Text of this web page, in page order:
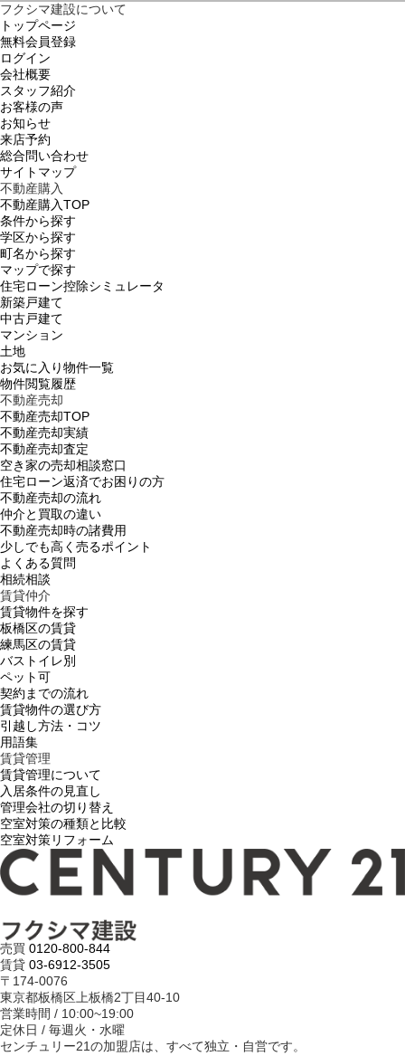
フクシマ建設について
トップページ
無料会員登録
ログイン
会社概要
スタッフ紹介
お客様の声
お知らせ
来店予約
総合問い合わせ
サイトマップ
不動産購入
不動産購入TOP
条件から探す
学区から探す
町名から探す
マップで探す
住宅ローン控除シミュレータ
新築戸建て
中古戸建て
マンション
土地
お気に入り物件一覧
物件閲覧履歴
不動産売却
不動産売却TOP
不動産売却実績
不動産売却査定
空き家の売却相談窓口
住宅ローン返済でお困りの方
不動産売却の流れ
仲介と買取の違い
不動産売却時の諸費用
少しでも高く売るポイント
よくある質問
相続相談
賃貸仲介
賃貸物件を探す
板橋区の賃貸
練馬区の賃貸
バストイレ別
ペット可
契約までの流れ
賃貸物件の選び方
引越し方法・コツ
用語集
賃貸管理
賃貸管理について
入居条件の見直し
管理会社の切り替え
空室対策の種類と比較
空室対策リフォーム
売買 0120-800-844
賃貸 03-6912-3505
〒174-0076
東京都板橋区上板橋2丁目40-10
営業時間 / 10:00~19:00
定休日 / 毎週火・水曜
センチュリー21の加盟店は、すべて独立・自営です。